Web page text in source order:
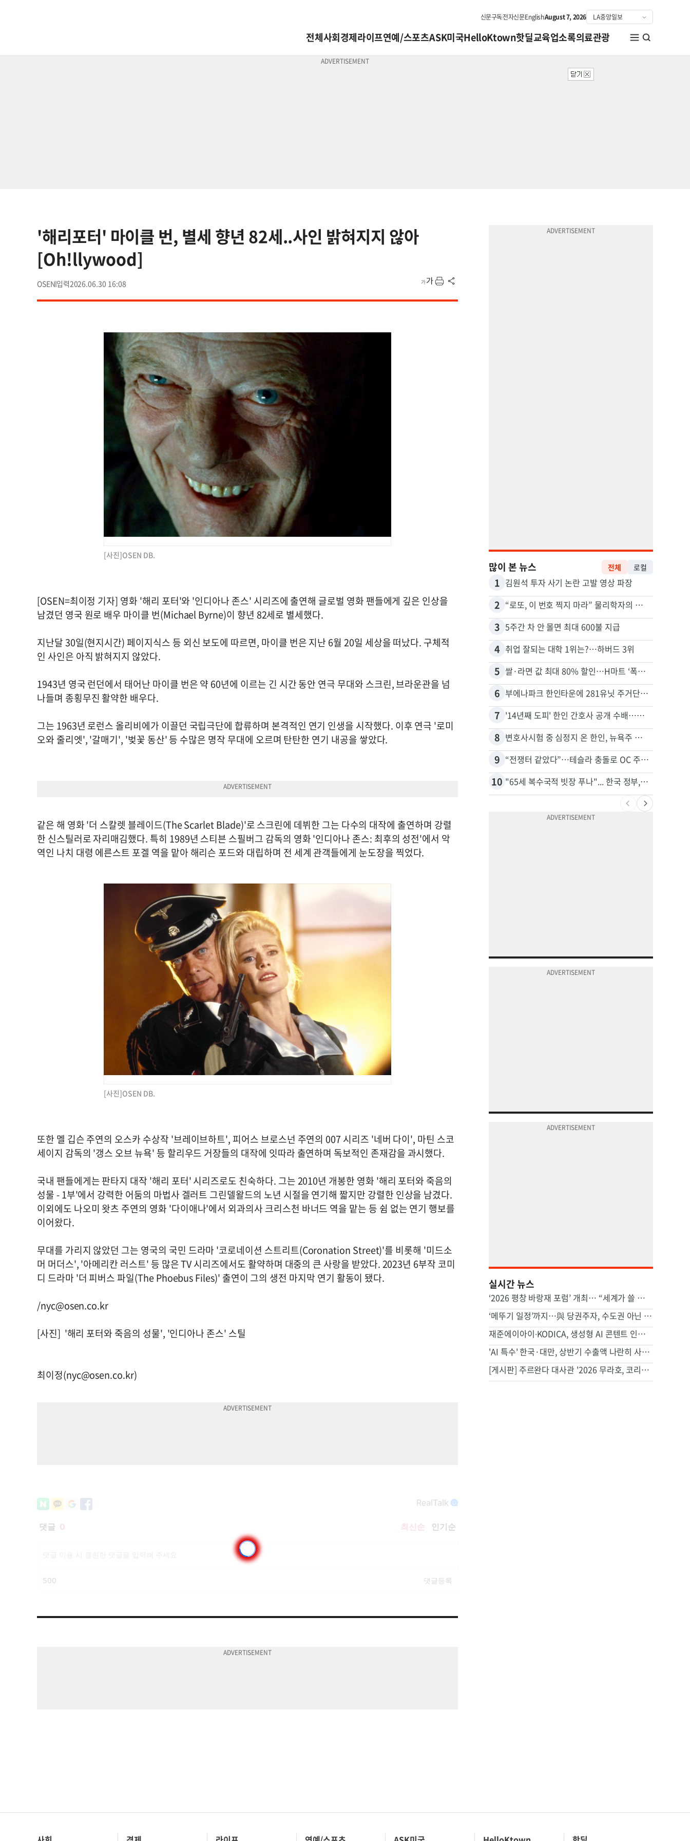
신문구독전자신문EnglishAugust 7, 2026
전체사회경제라이프연예/스포츠ASK미국HelloKtown핫딜교육업소록의료관광
'해리포터' 마이클 번, 별세 향년 82세..사인 밝혀지지 않아
[Oh!llywood]
OSEN 2026.06.30 16:08
[사진]OSEN DB.
[OSEN=최이정 기자] 영화 '해리 포터'와 '인디아나 존스' 시리즈에 출연해 글로벌 영화 팬들에게 깊은 인상을
남겼던 영국 원로 배우 마이클 번(Michael Byrne)이 향년 82세로 별세했다.
지난달 30일(현지시간) 페이지식스 등 외신 보도에 따르면, 마이클 번은 지난 6월 20일 세상을 떠났다. 구체적
인 사인은 아직 밝혀지지 않았다.
1943년 영국 런던에서 태어난 마이클 번은 약 60년에 이르는 긴 시간 동안 연극 무대와 스크린, 브라운관을 넘
나들며 종횡무진 활약한 배우다.
그는 1963년 로런스 올리비에가 이끌던 국립극단에 합류하며 본격적인 연기 인생을 시작했다. 이후 연극 '로미
오와 줄리엣', '갈매기', '벚꽃 동산' 등 수많은 명작 무대에 오르며 탄탄한 연기 내공을 쌓았다.
같은 해 영화 '더 스칼렛 블레이드(The Scarlet Blade)'로 스크린에 데뷔한 그는 다수의 대작에 출연하며 강렬
한 신스틸러로 자리매김했다. 특히 1989년 스티븐 스필버그 감독의 영화 '인디아나 존스: 최후의 성전'에서 악
역인 나치 대령 에른스트 포겔 역을 맡아 해리슨 포드와 대립하며 전 세계 관객들에게 눈도장을 찍었다.
[사진]OSEN DB.
또한 멜 깁슨 주연의 오스카 수상작 '브레이브하트', 피어스 브로스넌 주연의 007 시리즈 '네버 다이', 마틴 스코
세이지 감독의 '갱스 오브 뉴욕' 등 할리우드 거장들의 대작에 잇따라 출연하며 독보적인 존재감을 과시했다.
국내 팬들에게는 판타지 대작 '해리 포터' 시리즈로도 친숙하다. 그는 2010년 개봉한 영화 '해리 포터와 죽음의
성물 - 1부'에서 강력한 어둠의 마법사 겔러트 그린델왈드의 노년 시절을 연기해 짧지만 강렬한 인상을 남겼다.
이외에도 나오미 왓츠 주연의 영화 '다이애나'에서 외과의사 크리스천 바너드 역을 맡는 등 쉼 없는 연기 행보를
이어왔다.
무대를 가리지 않았던 그는 영국의 국민 드라마 '코로네이션 스트리트(Coronation Street)'를 비롯해 '미드소
머 머더스', '아메리칸 러스트' 등 많은 TV 시리즈에서도 활약하며 대중의 큰 사랑을 받았다. 2023년 6부작 코미
디 드라마 '더 피버스 파일(The Phoebus Files)' 출연이 그의 생전 마지막 연기 활동이 됐다.
/nyc@osen.co.kr
[사진] '해리 포터와 죽음의 성물', '인디아나 존스' 스틸
최이정(nyc@osen.co.kr)
많이 본 뉴스 전체 로컬
1 김원석 투자 사기 논란 고발 영상 파장
2 “로또, 이 번호 찍지 마라” 물리학자의 당첨금 높이는 비밀
3 5주간 차 안 몰면 최대 600불 지급
4 취업 잘되는 대학 1위는?…하버드 3위
5 쌀·라면 값 최대 80% 할인…H마트 ‘폭탄 세일’
6 부에나파크 한인타운에 281유닛 주거단지 들어선다
7 '14년째 도피' 한인 간호사 공개 수배…메디케어 사기 유죄
8 변호사시험 중 심정지 온 한인, 뉴욕주 제소
9 “전쟁터 같았다”…테슬라 충돌로 OC 주택 4채 파손
10 "65세 복수국적 빗장 푸나"... 한국 정부, 연령 완화 전면 추진
실시간 뉴스
‘2026 평창 바랑재 포럼’ 개최… “세계가 쓸 산업 AI 표준 만들어야”
‘메뚜기 일정’까지…與 당권주자, 수도권 아닌 호남 집중 이유
재준에이아이∙KODICA, 생성형 AI 콘텐트 인재양성 MOU
'AI 특수' 한국·대만, 상반기 수출액 나란히 사상 첫 일본 추월
[게시판] 주르완다 대사관 '2026 무라호, 코리아!' 한국주간 행사